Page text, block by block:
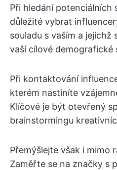
Při hledání potenciálních
důležité vybrat
souladu s vaším a jejichž
vaší cílové demografické
Při kontaktování
kterém nastíníte
Klíčové je být otevřený
brainstormingu
Přemýšlejte však i mimo
Zaměřte se na značky s